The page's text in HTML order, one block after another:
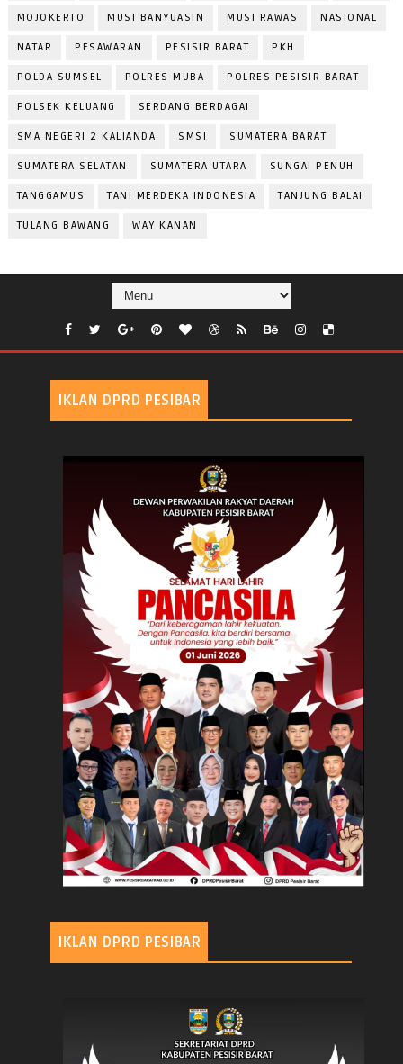
MOJOKERTO MUSI BANYUASIN MUSI RAWAS NASIONAL
NATAR PESAWARAN PESISIR BARAT PKH
POLDA SUMSEL POLRES MUBA POLRES PESISIR BARAT
POLSEK KELUANG SERDANG BERDAGAI
SMA NEGERI 2 KALIANDA SMSI SUMATERA BARAT
SUMATERA SELATAN SUMATERA UTARA SUNGAI PENUH
TANGGAMUS TANI MERDEKA INDONESIA TANJUNG BALAI
TULANG BAWANG WAY KANAN
IKLAN DPRD PESIBAR
IKLAN DPRD PESIBAR